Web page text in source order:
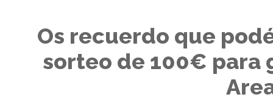
Os recuerdo que
sorteo de 100€ para